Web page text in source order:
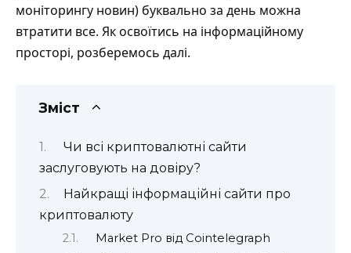
моніторингу новин) буквально за день можна
втратити все. Як освоїтись на інформаційному
просторі, розберемось далі.
Зміст
Чи всі криптовалютні сайти
заслуговують на довіру?
Найкращі інформаційні сайти про
криптовалюту
Market Pro від Cointelegraph